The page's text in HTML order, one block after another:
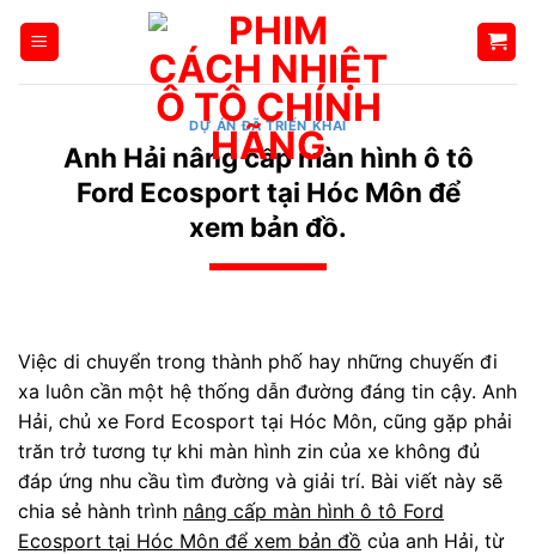
qua
DỰ ÁN ĐÃ TRIỂN KHAI
Anh Hải nâng cấp màn hình ô tô
Ford Ecosport tại Hóc Môn để
xem bản đồ.
Việc di chuyển trong thành phố hay những chuyến đi
xa luôn cần một hệ thống dẫn đường đáng tin cậy. Anh
Hải, chủ xe Ford Ecosport tại Hóc Môn, cũng gặp phải
trăn trở tương tự khi màn hình zin của xe không đủ
đáp ứng nhu cầu tìm đường và giải trí. Bài viết này sẽ
chia sẻ hành trình nâng cấp màn hình ô tô Ford
Ecosport tại Hóc Môn để xem bản đồ của anh Hải, từ